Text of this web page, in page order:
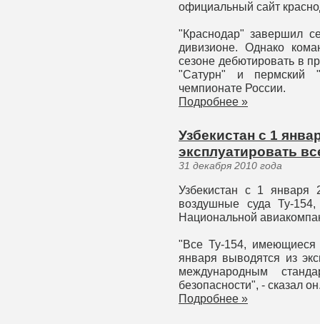
официальный сайт
"Краснодар" завершил
дивизионе. Однако
сезоне дебютировать в
"Сатурн" и пермский
чемпионате России.
Подробнее »
Узбекистан с 1
эксплуатировать
31 декабря 2010 года
Узбекистан с 1 января
воздушные суда Ту-
Национальной
"Все Ту-154, имеющиеся
января выводятся из
международным
безопасности", - сказал
Подробнее »